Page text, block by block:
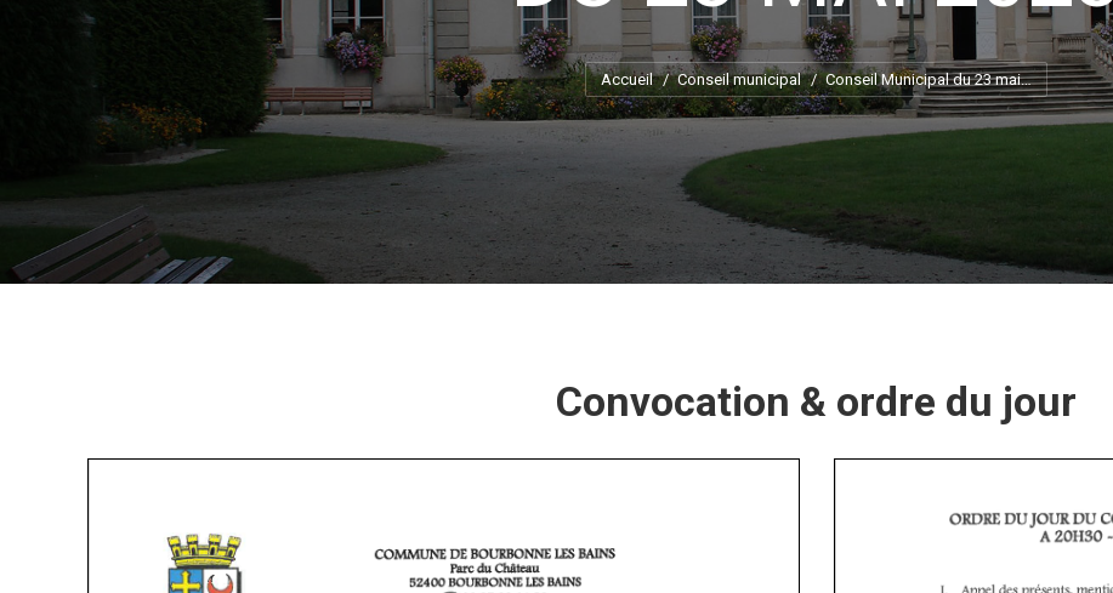
Vous êtes ici :
Accueil Conseil municipal Conseil Municipal du 23 mai…
Convocation & ordre du jour